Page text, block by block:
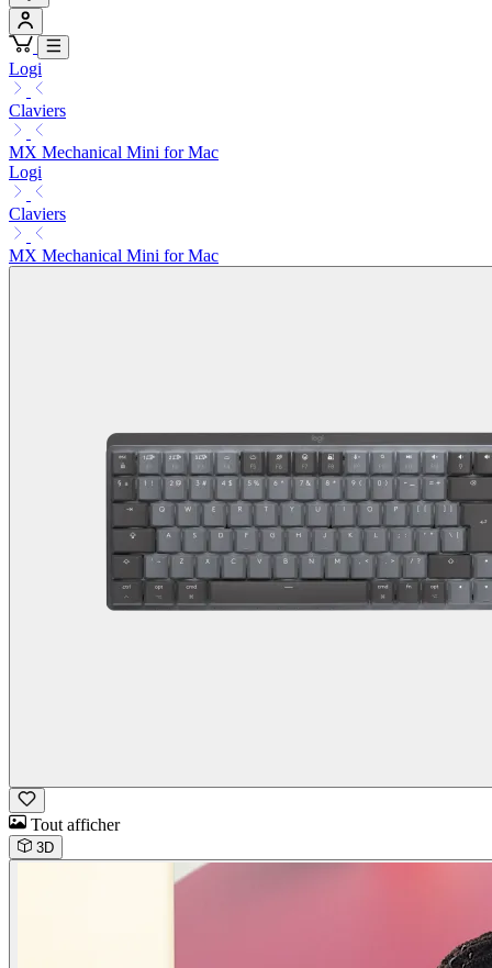
Logi
Claviers
MX Mechanical Mini for Mac
Logi
Claviers
MX Mechanical Mini for Mac
Tout afficher
3D